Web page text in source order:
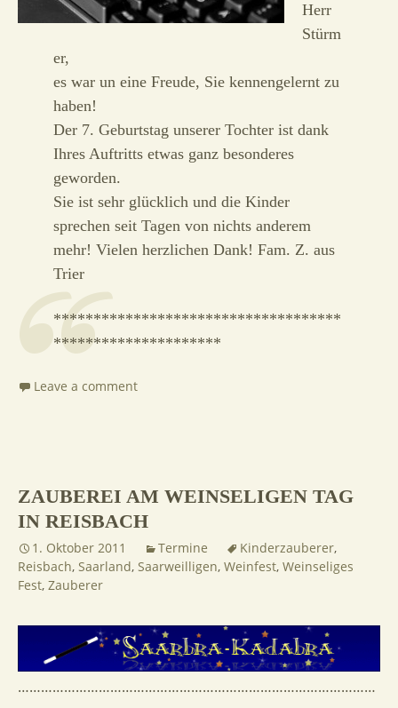
Herr
Stürm
er,
es war un eine Freude, Sie kennengelernt zu
haben!
Der 7. Geburtstag unserer Tochter ist dank
Ihres Auftritts etwas ganz besonderes
geworden.
Sie ist sehr glücklich und die Kinder
sprechen seit Tagen von nichts anderem
mehr! Vielen herzlichen Dank! Fam. Z. aus
Trier
************************************
*********************
Leave a comment
ZAUBEREI AM WEINSELIGEN TAG
IN REISBACH
1. Oktober 2011 Termine Kinderzauberer,
Reisbach, Saarland, Saarweilligen, Weinfest, Weinseliges
Fest, Zauberer
…………………………………………………………………………………